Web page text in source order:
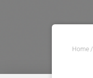
Home /